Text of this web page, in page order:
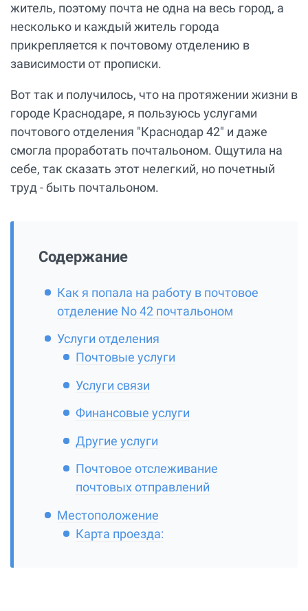
житель, поэтому почта не одна на весь город, а
несколько и каждый житель города
прикрепляется к почтовому отделению в
зависимости от прописки.
Вот так и получилось, что на протяжении жизни в
городе Краснодаре, я пользуюсь услугами
почтового отделения "Краснодар 42" и даже
смогла проработать почтальоном. Ощутила на
себе, так сказать этот нелегкий, но почетный
труд - быть почтальоном.
Содержание
Как я попала на работу в почтовое
отделение No 42 почтальоном
Услуги отделения
Почтовые услуги
Услуги связи
Финансовые услуги
Другие услуги
Почтовое отслеживание
почтовых отправлений
Местоположение
Карта проезда: